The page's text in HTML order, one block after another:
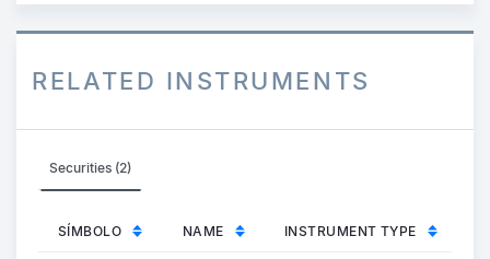
RELATED INSTRUMENTS
Securities (2)
SÍMBOLO NAME INSTRUMENT TYPE